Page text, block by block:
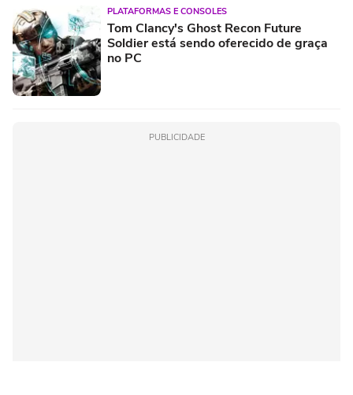
PLATAFORMAS E CONSOLES
Tom Clancy's Ghost Recon Future
Soldier está sendo oferecido de graça
no PC
PUBLICIDADE